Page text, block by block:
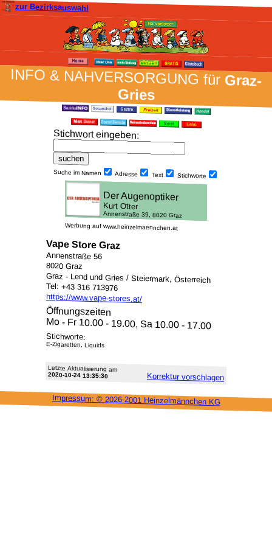
zur Bezirksauswahl
INFO & NAH­VER­SORG­UNG fürGraz-
Gries
Stich­wort ein­geben:
Suche im Namen Adresse Text Stich­worte
Werbung auf www.heinzelmaennchen.at
Vape Store Graz
Annenstraße 56
8020 Graz
Graz - Lend und Gries / Steiermark, Österreich
Tel: +43 316 713976
https://www.vape-stores.at/
Öffnungszeiten
Mo - Fr 10.00 - 19.00, Sa 10.00 - 17.00
Stichworte:
E-Zigaretten, Liquids
Letzte Aktu­alisie­rung am
2020-10-24 13:35:30 Korrektur vor­schlagen
Impressum: © 2026-2001 Heinzel­männchen KG